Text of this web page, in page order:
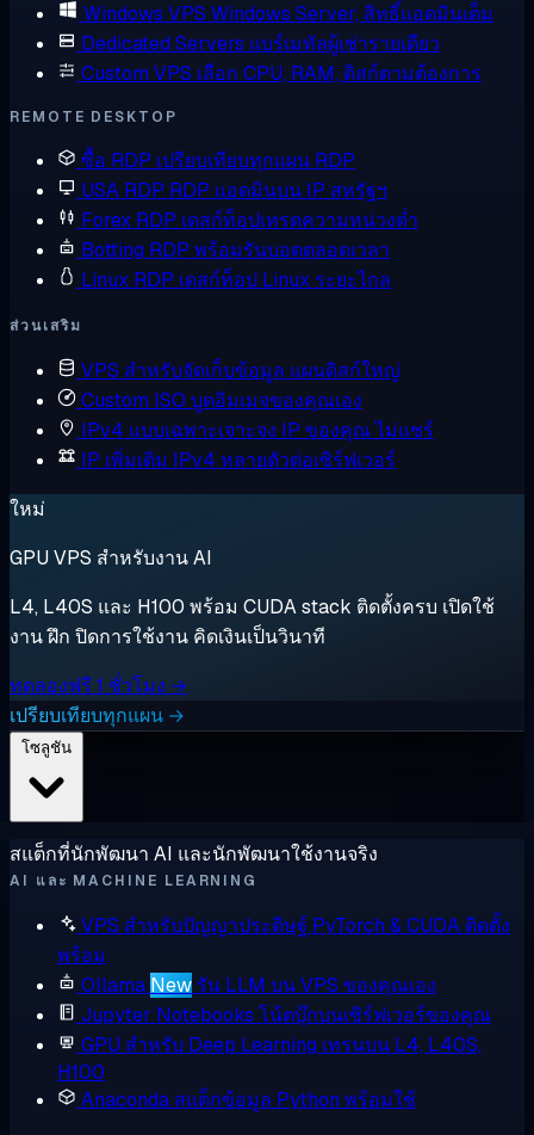
Windows VPS Windows Server, สิทธิ์แอดมินเต็ม
Dedicated Servers แบร์เมทัลผู้เช่ารายเดียว
Custom VPS เลือก CPU, RAM, ดิสก์ตามต้องการ
REMOTE DESKTOP
ซื้อ RDP เปรียบเทียบทุกแผน RDP
USA RDP RDP แอดมินบน IP สหรัฐฯ
Forex RDP เดสก์ท็อปเทรดความหน่วงต่ำ
Botting RDP พร้อมรันบอตตลอดเวลา
Linux RDP เดสก์ท็อป Linux ระยะไกล
ส่วนเสริม
VPS สำหรับจัดเก็บข้อมูล แผนดิสก์ใหญ่
Custom ISO บูตอิมเมจของคุณเอง
IPv4 แบบเฉพาะเจาะจง IP ของคุณ ไม่แชร์
IP เพิ่มเติม IPv4 หลายตัวต่อเซิร์ฟเวอร์
ใหม่
GPU VPS สำหรับงาน AI
L4, L40S และ H100 พร้อม CUDA stack ติดตั้งครบ เปิดใช้
งาน ฝึก ปิดการใช้งาน คิดเงินเป็นวินาที
ทดลองฟรี 1 ชั่วโมง →
เปรียบเทียบทุกแผน →
สแต็กที่นักพัฒนา AI และนักพัฒนาใช้งานจริง
AI และ MACHINE LEARNING
VPS สำหรับปัญญาประดิษฐ์ PyTorch & CUDA ติดตั้ง
พร้อม
Ollama New รัน LLM บน VPS ของคุณเอง
Jupyter Notebooks โน้ตบุ๊กบนเซิร์ฟเวอร์ของคุณ
GPU สำหรับ Deep Learning เทรนบน L4, L40S,
H100
Anaconda สแต็กข้อมูล Python พร้อมใช้